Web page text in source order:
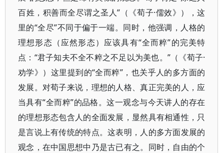
百姓，积善而全尽谓之圣人”（《荀子·儒效》），这
里的“全尽”不同于偏于一端。同时，他强调，人格的
理想形态（应然形态）应该具有“全而粹”的完美特
点：“君子知夫不全不粹之不足以为美也。”（《荀子·
劝学》）这里提到的“全而粹”，也关乎人的多方面的
发展。对荀子来说，理想的人格、真正完美的人，应
当具有“全而粹”的品格。这一观念与今天讲人的存在
的理想形态包含人的全面发展，显然具有相通性，只
是言说上有传统的特点。这表明，人的多方面发展的
观念，在中国思想中乃是古已有之。同时，自由的个